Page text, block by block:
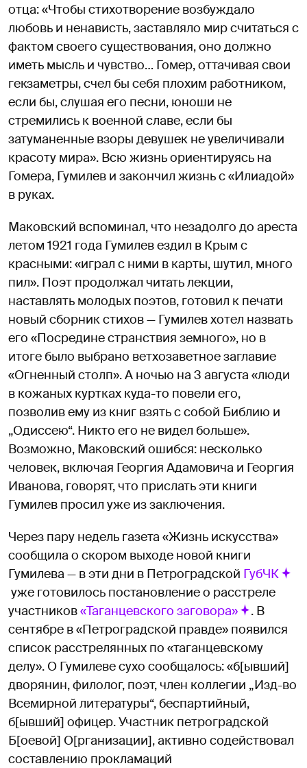
отца: «Чтобы стихотворение возбуждало
любовь и ненависть, заставляло мир считаться с
фактом своего существования, оно должно
иметь мысль и чувство… Гомер, оттачивая свои
гекзаметры, счел бы себя плохим работником,
если бы, слушая его песни, юноши не
стремились к военной славе, если бы
затуманенные взоры девушек не увеличивали
красоту мира». Всю жизнь ориентируясь на
Гомера, Гумилев и закончил жизнь с «Илиадой»
в руках.
Маковский вспоминал, что незадолго до ареста
летом 1921 года Гумилев ездил в Крым с
красными: «играл с ними в карты, шутил, много
пил». Поэт продолжал читать лекции,
наставлять молодых поэтов, готовил к печати
новый сборник стихов — Гумилев хотел назвать
его «Посредине странствия земного», но в
итоге было выбрано ветхозаветное заглавие
«Огненный столп». А ночью на 3 августа «люди
в кожаных куртках куда-то повели его,
позволив ему из книг взять с собой Библию и
„Одиссею“. Никто его не видел больше».
Возможно, Маковский ошибся: несколько
человек, включая Георгия Адамовича и Георгия
Иванова, говорят, что прислать эти книги
Гумилев просил уже из заключения.
Через пару недель газета «Жизнь искусства»
сообщила о скором выходе новой книги
Гумилева — в эти дни в Петроградской ГубЧК
уже готовилось постановление о расстреле
участников«Таганцевского заговора»
. В
сентябре в «Петроградской правде» появился
список расстрелянных по «таганцевскому
делу». О Гумилеве сухо сообщалось: «б[ывший]
дворянин, филолог, поэт, член коллегии „Изд-во
Всемирной литературы“, беспартийный,
б[ывший] офицер. Участник петроградской
Б[оевой] O[рганизации], активно содействовал
составлению прокламаций